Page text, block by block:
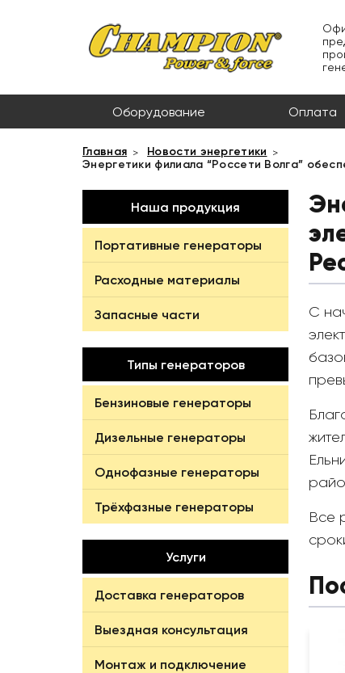
Оборудование Оплата
Главная
Новости энергетики
Энергетики филиала “Россети Волга”
Наша продукция
Портативные генераторы
Расходные материалы
Запасные части
Типы генераторов
Бензиновые генераторы
Дизельные генераторы
Однофазные генераторы
Трёхфазные генераторы
Услуги
Доставка генераторов
Выездная консультация
Монтаж и подключение
C
Все